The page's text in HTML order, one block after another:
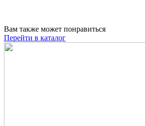
Вам также может понравиться
Перейти в каталог